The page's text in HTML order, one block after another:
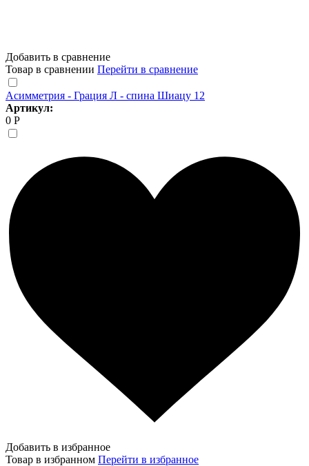
Добавить в сравнение
Товар в сравнении Перейти в сравнение
Асимметрия - Грация Л - спина Шиацу 12
Артикул:
0 Р
Добавить в избранное
Товар в избранном Перейти в избранное